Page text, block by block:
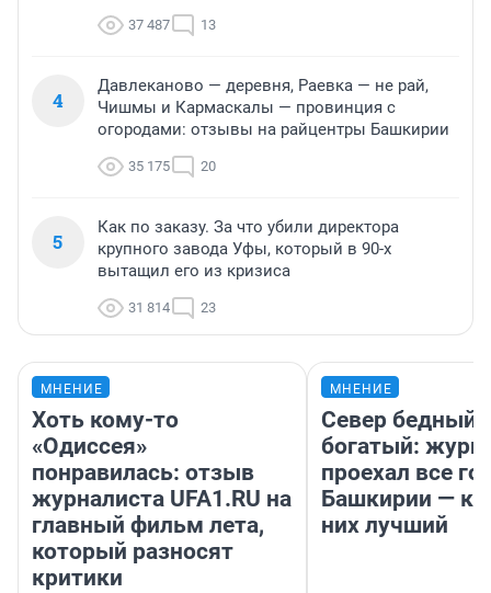
37 487 13
4
Давлеканово — деревня, Раевка — не рай,
Чишмы и Кармаскалы — провинция с
огородами: отзывы на райцентры Башкирии
35 175 20
5
Как по заказу. За что убили директора
крупного завода Уфы, который в 90-х
вытащил его из кризиса
31 814 23
МНЕНИЕ
Хоть кому-то
«Одиссея»
понравилась: отзыв
журналиста UFA1.RU на
главный фильм лета,
который разносят
критики
МНЕНИЕ
Север бедный,
богатый:
проехал все
Башкирии —
них лучший